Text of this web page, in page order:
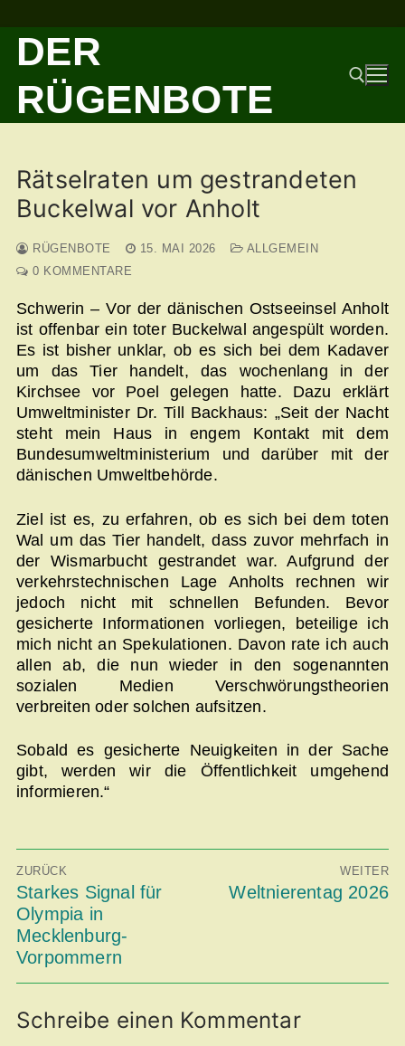
Zum
Inhalt
springen
DER
RÜGENBOTE
Rätselraten um gestrandeten
Buckelwal vor Anholt
RÜGENBOTE 15. MAI 2026
ALLGEMEIN
0 KOMMENTARE
Schwerin – Vor der dänischen Ostseeinsel Anholt
ist offenbar ein toter Buckelwal angespült worden.
Es ist bisher unklar, ob es sich bei dem Kadaver
um das Tier handelt, das wochenlang in der
Kirchsee vor Poel gelegen hatte. Dazu erklärt
Umweltminister Dr. Till Backhaus: „Seit der Nacht
steht mein Haus in engem Kontakt mit dem
Bundesumweltministerium und darüber mit der
dänischen Umweltbehörde.
Ziel ist es, zu erfahren, ob es sich bei dem toten
Wal um das Tier handelt, dass zuvor mehrfach in
der Wismar­bucht gestrandet war. Aufgrund der
verkehrstechnischen Lage Anholts rechnen wir
jedoch nicht mit schnellen Befunden. Bevor
gesicherte Informationen vorliegen, beteilige ich
mich nicht an Spekulationen. Davon rate ich auch
allen ab, die nun wieder in den sogenannten
sozialen Medien Verschwörungstheorien
verbreiten oder solchen aufsitzen.
Sobald es gesicherte Neuigkeiten in der Sache
gibt, werden wir die Öffentlichkeit umgehend
informieren.“
Beitragsnavigation
ZURÜCK
Vorheriger
Beitrag:
Starkes Signal für
Olympia in
Mecklenburg-
Vorpommern
WEITER
Nächster
Weltnierentag 2026
Schreibe einen Kommentar